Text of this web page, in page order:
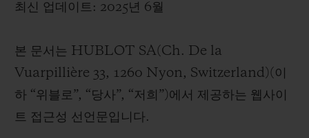
최신 업데이트: 2025년 6월
본 문서는 HUBLOT SA(Ch. De la
Vuarpillière 33, 1260 Nyon, Switzerland)(이
하 “위블로”, “당사”, “저희”)에서 제공하는 웹사이
트 접근성 선언문입니다.